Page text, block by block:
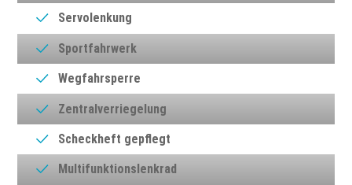
Servolenkung
Sportfahrwerk
Wegfahrsperre
Zentralverriegelung
Scheckheft gepflegt
Multifunktionslenkrad